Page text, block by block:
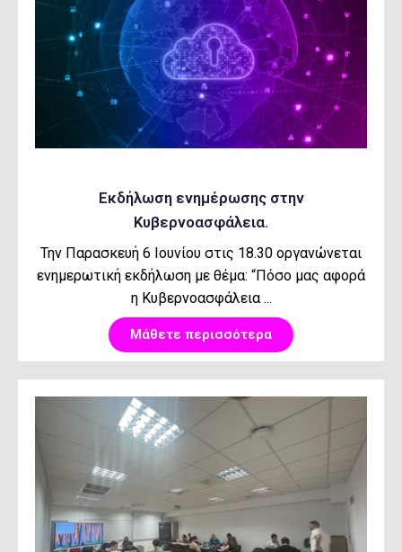
Εκδήλωση ενημέρωσης στην
Κυβερνοασφάλεια.
Την Παρασκευή 6 Ιουνίου στις 18.30 οργανώνεται
ενημερωτική εκδήλωση με θέμα: “Πόσο μας αφορά
η Κυβερνοασφάλεια ...
Μάθετε περισσότερα